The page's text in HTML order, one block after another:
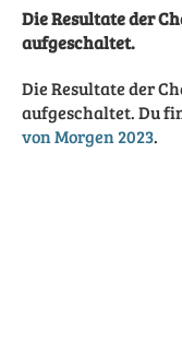
Die Resultate der
aufgeschaltet.
Die Resultate der
aufgeschaltet. Du
von Morgen 2023.